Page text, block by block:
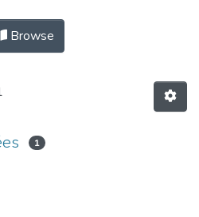
1991, n°02 by
Browse
1